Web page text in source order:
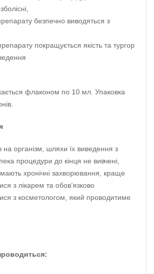
безпечно виводяться з
покращується якість та тургор
флаконом по 10 мл. Упаковка
на організм, шляхи їх виведення з
процедури до кінця не вивчені,
хронічні захворювання, краще
з лікарем та обов’язково
з косметологом, який проводитиме